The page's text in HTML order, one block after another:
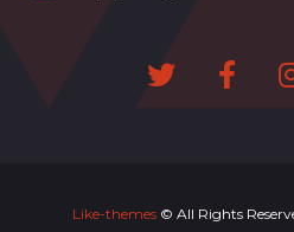
Like-themes© All Rights